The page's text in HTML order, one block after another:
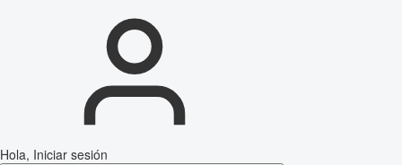
Hola, Iniciar sesión